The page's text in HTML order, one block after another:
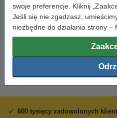
swoje preferencje. Kliknij
Jeśli się nie zgadzasz,
niezbędne do działania strony –
600 tysięcy zadowolonych